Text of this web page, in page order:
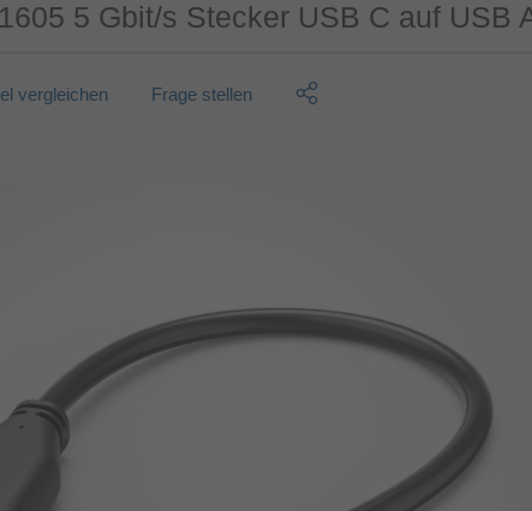
5 Gbit/s Stecker USB C auf USB
vergleichen Frage stellen